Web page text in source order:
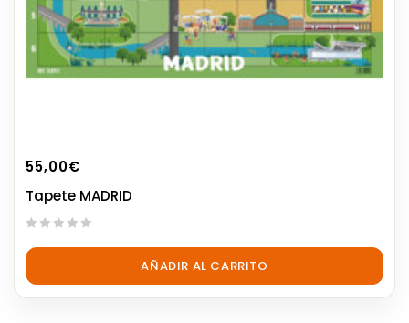
55,00€
Tapete MADRID
out
5
AÑADIR AL CARRITO